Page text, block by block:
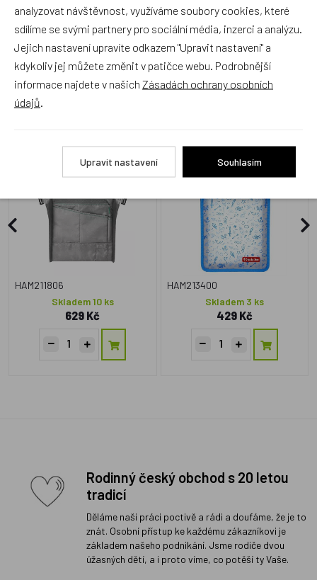
Alternativní zboží
HAM211806
Skladem 10 ks
629 Kč
HAM213400
Skladem 3 ks
429 Kč
Rodinný český obchod s 20 letou
tradicí
Děláme naši práci poctivě a rádi a doufáme, že je to
znát. Osobní přístup ke každému zákazníkovi je
základem našeho podnikání. Jsme rodiče dvou
úžasných dětí, a i proto víme, co potěší ty Vaše.
analyzovat návštěvnost, využíváme soubory cookies, které
sdílíme se svými partnery pro sociální média, inzerci a analýzu.
Jejich nastavení upravíte odkazem "Upravit nastavení" a
kdykoliv jej můžete změnit v patičce webu. Podrobnější
informace najdete v našich Zásadách ochrany osobních
údajů
Upravit nastavení Souhlasím